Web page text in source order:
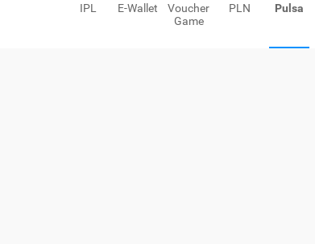
IPL E-Wallet
Voucher
Game
PLN Pulsa